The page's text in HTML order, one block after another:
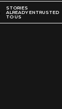
STORIES
ALREADY ENTRUSTED
TO US